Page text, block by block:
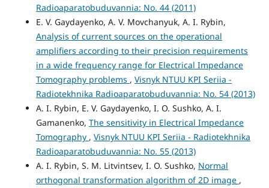
Radioaparatobuduvannia: No. 44 (2011)
E. V. Gaydayenko, A. V. Movchanyuk, A. I. Rybin,
Analysis of current sources on the operational
amplifiers according to their precision requirements
in a wide frequency range for Electrical Impedance
Tomography problems , Visnyk NTUU KPI Seriia -
Radiotekhnika Radioaparatobuduvannia: No. 54 (2013)
A. I. Rybin, E. V. Gaydayenko, I. O. Sushko, A. I.
Gamanenko, The sensitivity in Electrical Impedance
Tomography , Visnyk NTUU KPI Seriia - Radiotekhnika
Radioaparatobuduvannia: No. 55 (2013)
A. I. Rybin, S. M. Litvintsev, I. O. Sushko, Normal
orthogonal transformation algorithm of 2D image ,